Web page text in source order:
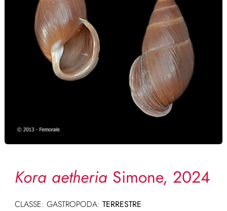
Kora aetheriaSimone, 2024
CLASSE: GASTROPODA: TERRESTRE